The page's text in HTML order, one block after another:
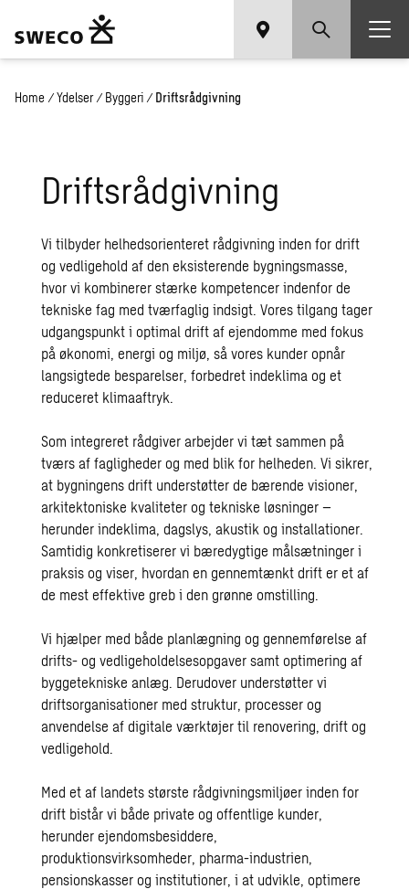
Home / Ydelser / Byggeri / Driftsrådgivning
Driftsrådgivning
Vi tilbyder helhedsorienteret rådgivning inden for drift
og vedligehold af den eksisterende bygningsmasse,
hvor vi kombinerer stærke kompetencer indenfor de
tekniske fag med tværfaglig indsigt. Vores tilgang tager
udgangspunkt i optimal drift af ejendomme med fokus
på økonomi, energi og miljø, så vores kunder opnår
langsigtede besparelser, forbedret indeklima og et
reduceret klimaaftryk.
Som integreret rådgiver arbejder vi tæt sammen på
tværs af fagligheder og med blik for helheden. Vi sikrer,
at bygningens drift understøtter de bærende visioner,
arkitektoniske kvaliteter og tekniske løsninger –
herunder indeklima, dagslys, akustik og installationer.
Samtidig konkretiserer vi bæredygtige målsætninger i
praksis og viser, hvordan en gennemtænkt drift er et af
de mest effektive greb i den grønne omstilling.
Vi hjælper med både planlægning og gennemførelse af
drifts- og vedligeholdelsesopgaver samt optimering af
byggetekniske anlæg. Derudover understøtter vi
driftsorganisationer med struktur, processer og
anvendelse af digitale værktøjer til renovering, drift og
vedligehold.
Med et af landets største rådgivningsmiljøer inden for
drift bistår vi både private og offentlige kunder,
herunder ejendomsbesiddere,
produktionsvirksomheder, pharma-industrien,
pensionskasser og institutioner, i at udvikle, optimere